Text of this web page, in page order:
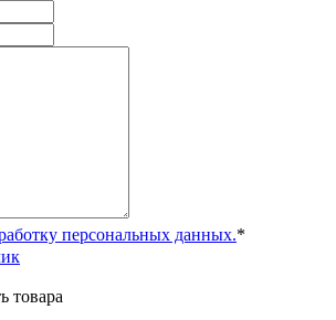
персональных данных.*
товара